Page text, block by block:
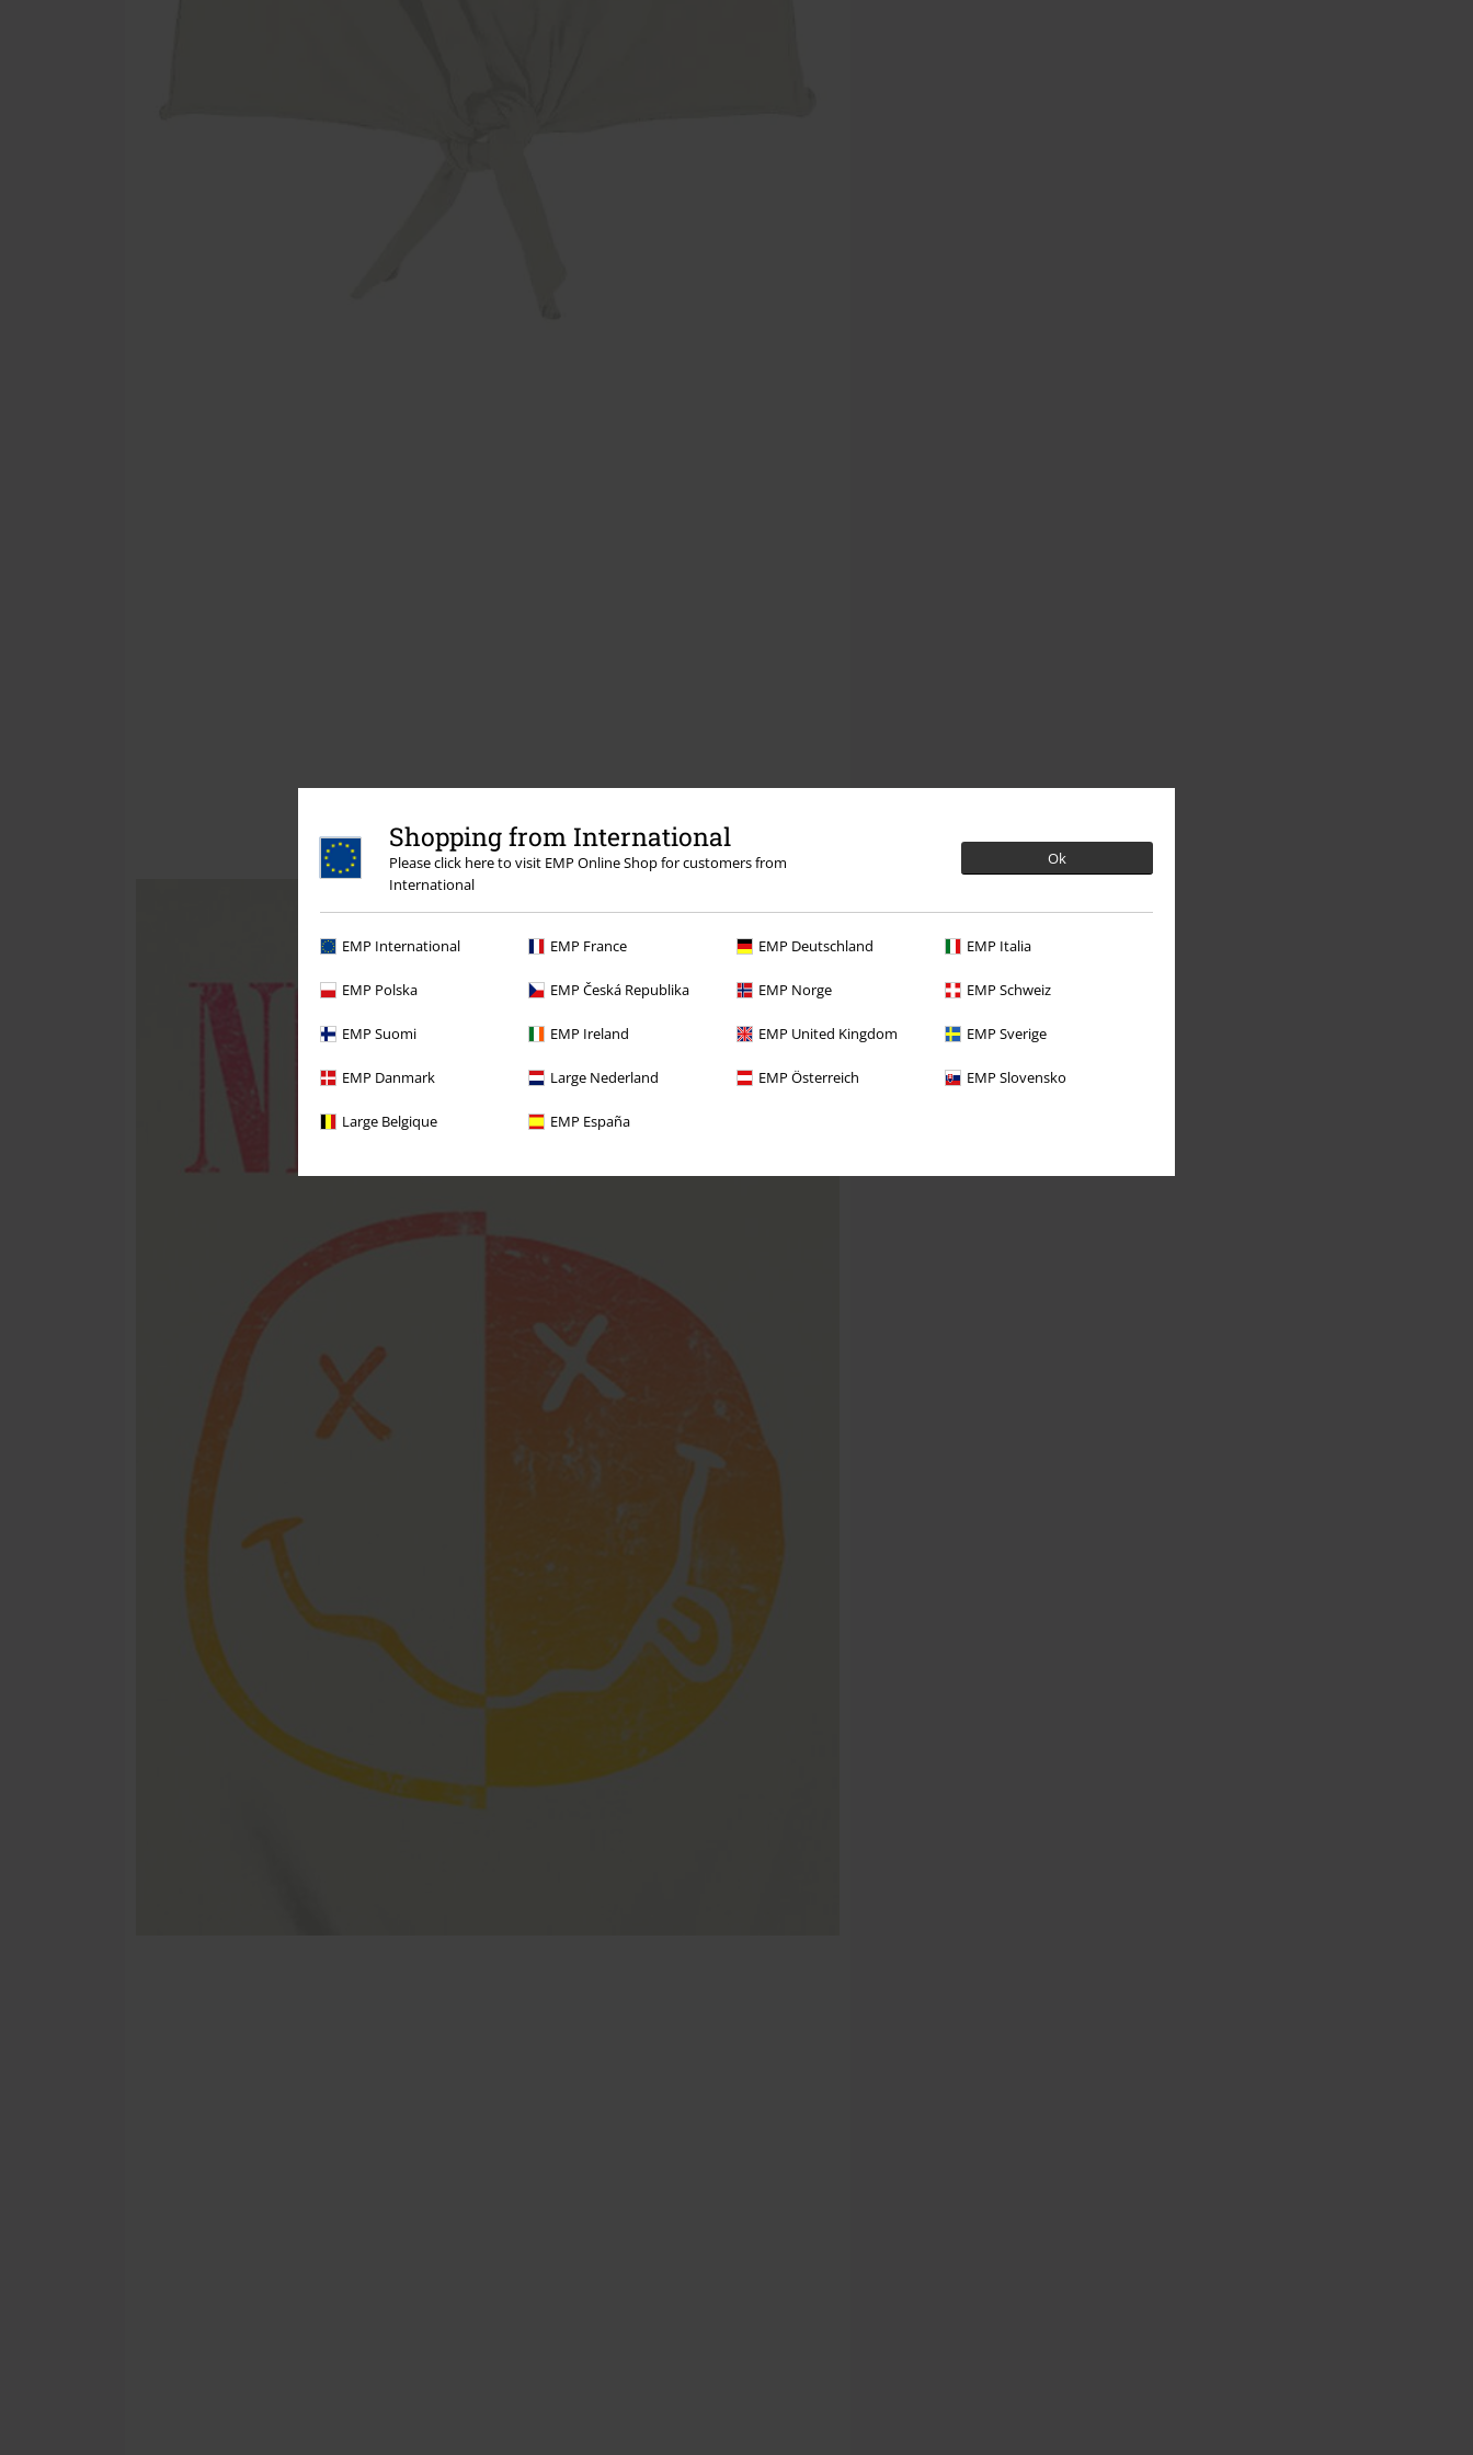
Shopping from International
Please click here to visit EMP Online Shop for customers from
International
Ok
EMP International EMP France EMP Deutschland EMP Italia
EMP Polska EMP Česká Republika EMP Norge EMP Schweiz
EMP Suomi EMP Ireland EMP United Kingdom EMP Sverige
EMP Danmark Large Nederland EMP Österreich EMP Slovensko
Large Belgique EMP España